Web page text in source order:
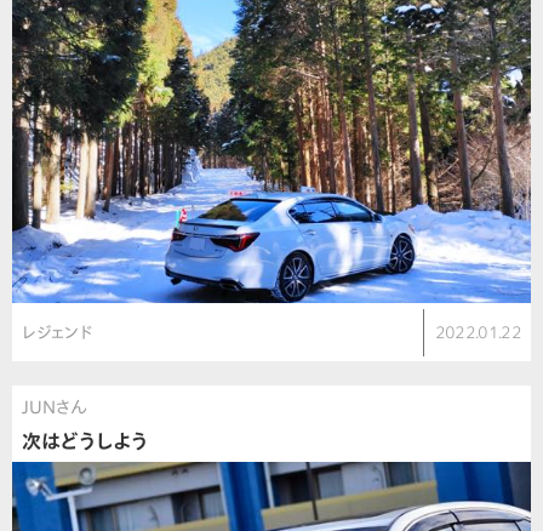
レジェンド 2022.01.22
JUNさん
次はどうしよう